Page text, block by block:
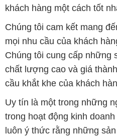
khách hàng một cách tốt
Chúng tôi cam kết mang
mọi nhu cầu của khách
Chúng tôi cung cấp những
chất lượng cao và giá
cầu khắt khe của khách
Uy tín là một trong những
trong hoạt động kinh
luôn ý thức rằng những